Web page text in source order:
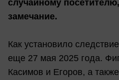
случайному
замечание.
Как установило
еще 27 мая 2025 года.
Касимов и Егоров, а